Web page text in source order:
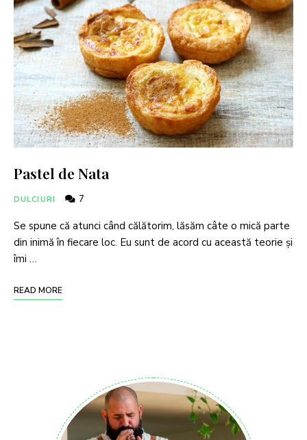
Pastel de Nata
DULCIURI 7
Se spune că atunci când călătorim, lăsăm câte o mică parte
din inimă în fiecare loc. Eu sunt de acord cu această teorie și
îmi …
READ MORE